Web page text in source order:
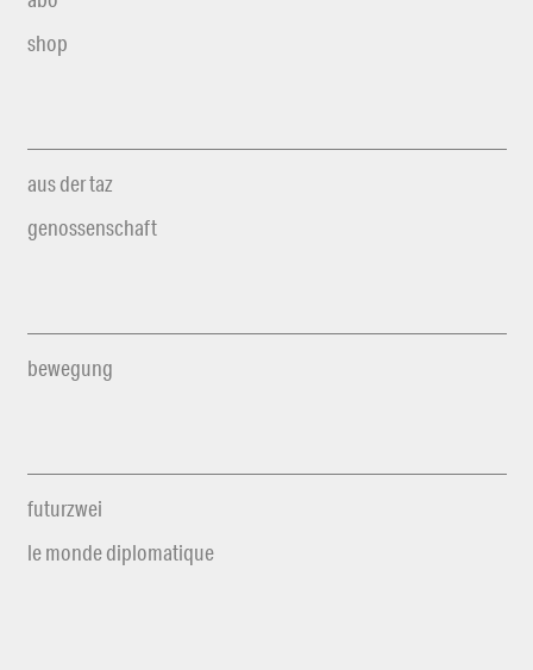
shop
aus der taz
genossenschaft
bewegung
futurzwei
le monde diplomatique